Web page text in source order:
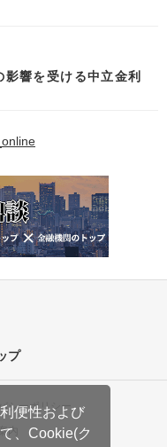
便性および
、Cookie(ク
響を受ける中立金利
プ
シーポリシー
内